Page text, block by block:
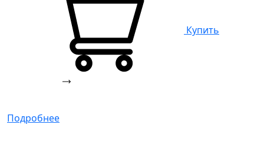
Купить
Подробнее